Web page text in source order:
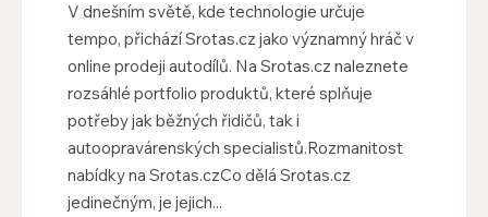
V dnešním světě, kde technologie určuje
tempo, přichází Srotas.cz jako významný hráč v
online prodeji autodílů. Na Srotas.cz naleznete
rozsáhlé portfolio produktů, které splňuje
potřeby jak běžných řidičů, tak i
autoopravárenských specialistů.Rozmanitost
nabídky na Srotas.czCo dělá Srotas.cz
jedinečným, je jejich...